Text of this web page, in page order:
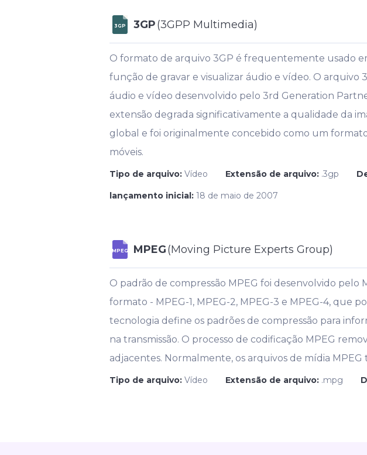
3GP 3GP(3GPP Multimedia)
O formato de arquivo 3GP é frequentemente usado
função de gravar e visualizar áudio e vídeo. O
áudio e vídeo desenvolvido pelo 3rd Generation
extensão degrada significativamente a qualidade da
global e foi originalmente concebido como um
móveis.
Tipo de arquivo: Vídeo Extensão de arquivo: .3gp
lançamento inicial: 18 de maio de 2007
MPEG MPEG(Moving Picture Experts Group)
O padrão de compressão MPEG foi desenvolvido
formato - MPEG-1, MPEG-2, MPEG-3 e MPEG-4, que
tecnologia define os padrões de compressão para
na transmissão. O processo de codificação MPEG
adjacentes. Normalmente, os arquivos de mídia MPEG
Tipo de arquivo: Vídeo Extensão de arquivo: .mpg